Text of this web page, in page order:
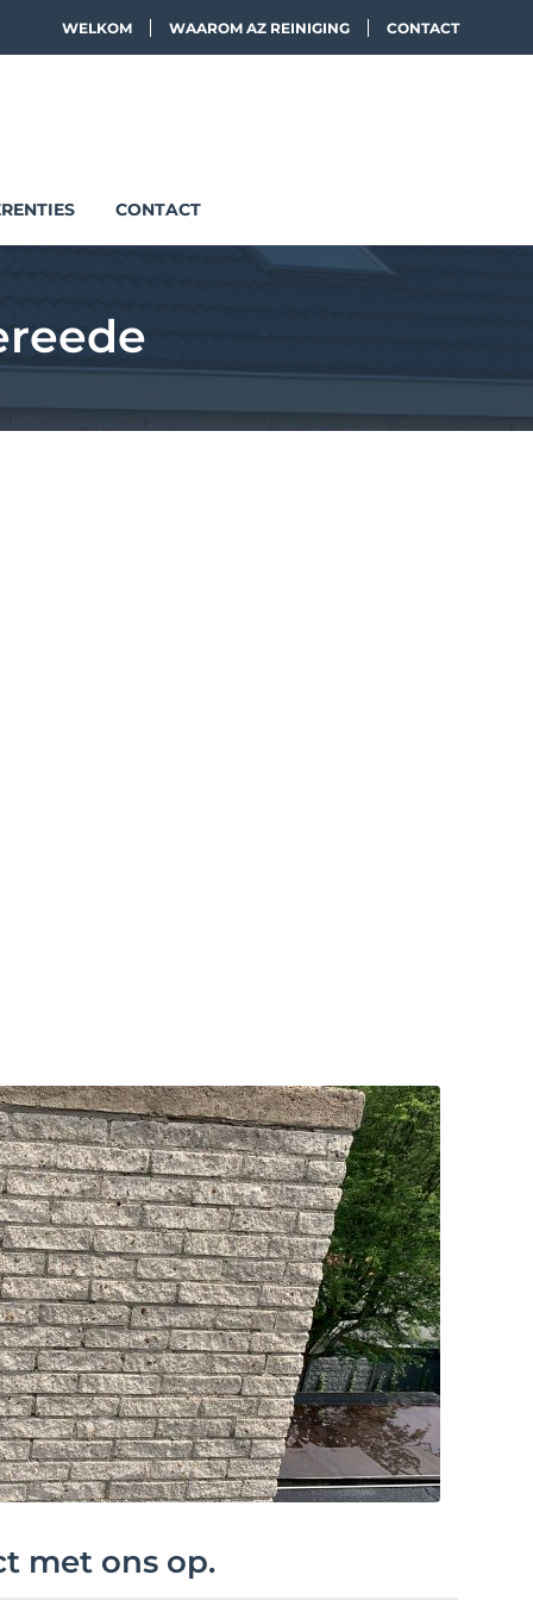
WELKOM WAAROM AZ REINIGING CONTACT
CONTACT
met ons op.